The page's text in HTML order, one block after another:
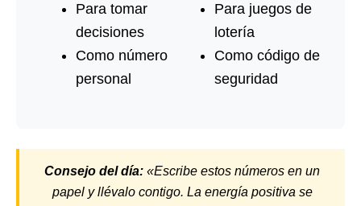
Para tomar
decisiones
Como número
personal
Para juegos de
lotería
Como código de
seguridad
Consejo del día: «Escribe estos números en un
papel y llévalo contigo. La energía positiva se